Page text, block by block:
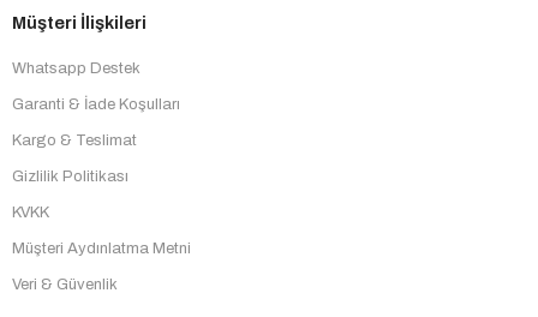
Müşteri İlişkileri
Whatsapp Destek
Garanti & İade Koşulları
Kargo & Teslimat
Gizlilik Politikası
KVKK
Müşteri Aydınlatma Metni
Veri & Güvenlik